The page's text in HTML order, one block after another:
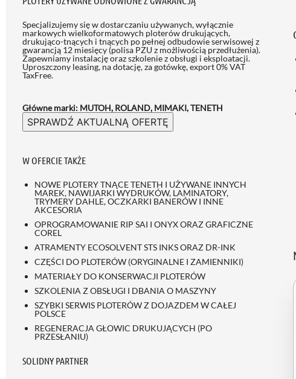
Specjalizujemy się w dostarczaniu używanych, wyłącznie
markowych wielkoformatowych ploterów drukujących,
drukująco-tnących i tnących po pełnej odbudowie serwisowej z
gwarancją 12 miesięcy (polisa PZU z możliwością przedłużenia).
Zapewniamy instalację oraz szkolenie z obsługi i eksploatacji.
Uproszczony leasing, na dotację, za gotówkę, export 0% VAT
TaxFree.
Główne marki: MUTOH, ROLAND, MIMAKI, TENETH
SPRAWDŹ AKTUALNĄ OFERTĘ
W OFERCIE TAKŻE
NOWE PLOTERY TNĄCE TENETH I UŻYWANE INNYCH
MAREK, NAWIJARKI WYDRUKÓW, LAMINATORY,
TRYMERY DAHLE, OCZKARKI BANERÓW I INNE
AKCESORIA
OPROGRAMOWANIE RIP SAI I ONYX ORAZ GRAFICZNE
COREL
ATRAMENTY ECOSOLVENT STS INKS ORAZ DR-INK
CZĘŚCI DO PLOTERÓW (ORYGINALNE I ZAMIENNIKI)
MATERIAŁY DO KONSERWACJI PLOTERÓW
SZKOLENIA Z OBSŁUGI I DBANIA O MASZYNY
SZYBKI SERWIS PLOTERÓW Z DOJAZDEM W CAŁEJ
POLSCE
REGENERACJA GŁOWIC DRUKUJĄCYCH (PO
PRZESŁANIU)
SOLIDNY PARTNER